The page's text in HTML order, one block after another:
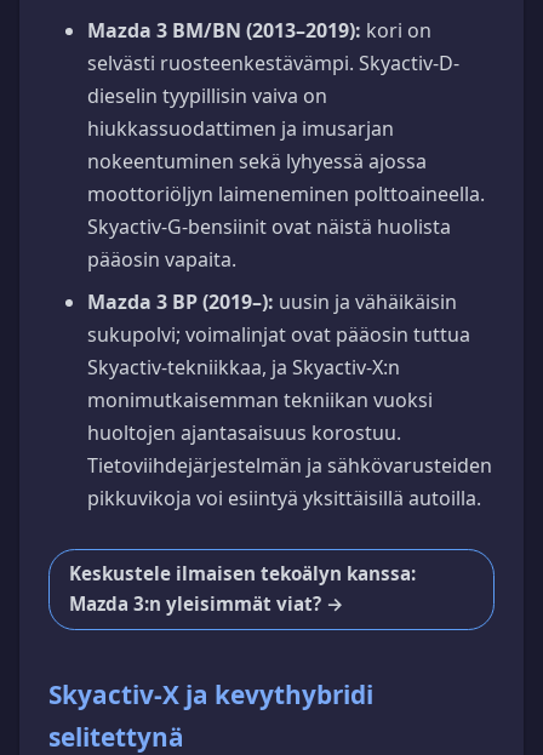
Mazda 3 BM/BN (2013–2019): kori on
selvästi ruosteenkestävämpi. Skyactiv-D-
dieselin tyypillisin vaiva on
hiukkassuodattimen ja imusarjan
nokeentuminen sekä lyhyessä ajossa
moottoriöljyn laimeneminen polttoaineella.
Skyactiv-G-bensiinit ovat näistä huolista
pääosin vapaita.
Mazda 3 BP (2019–): uusin ja vähäikäisin
sukupolvi; voimalinjat ovat pääosin tuttua
Skyactiv-tekniikkaa, ja Skyactiv-X:n
monimutkaisemman tekniikan vuoksi
huoltojen ajantasaisuus korostuu.
Tietoviihdejärjestelmän ja sähkövarusteiden
pikkuvikoja voi esiintyä yksittäisillä autoilla.
Keskustele ilmaisen tekoälyn kanssa:
Mazda 3:n yleisimmät viat? →
Skyactiv-X ja kevythybridi
selitettynä